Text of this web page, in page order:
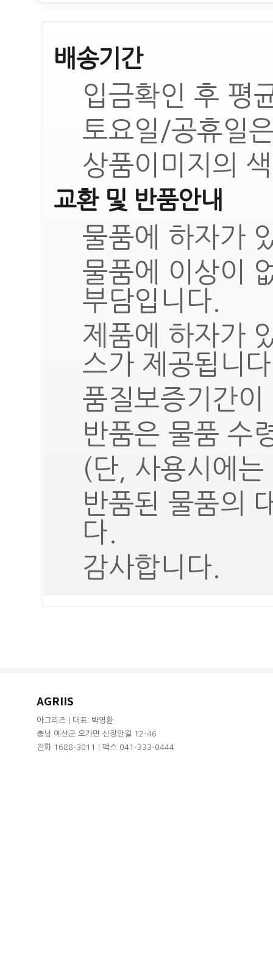
배송기간
입금확인 후 평
토요일/공휴일
상품이미지의
교환 및 반품안내
물품에 하자가
물품에 이상이
부담입니다.
제품에 하자가
스가 제공됩니
품질보증기간
반품은 물품 수
(단, 사용시에
반품된 물품의
다.
감사합니다.
AGRIIS
아그리즈 | 대표: 박영환
충남 예산군 오가면 신장안길 12-46
전화 1688-3011 | 팩스 041-333-0444